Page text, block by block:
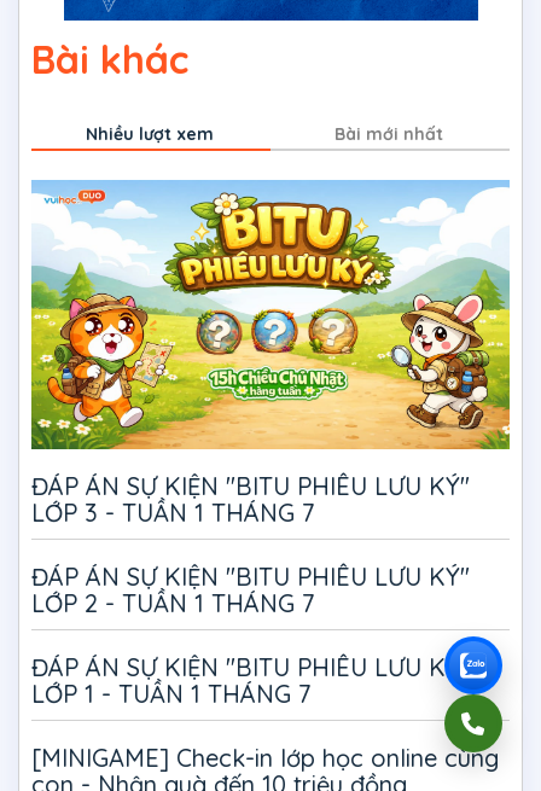
Bài khác
Nhiều lượt xem Bài mới nhất
ĐÁP ÁN SỰ KIỆN "BITU PHIÊU LƯU KÝ"
LỚP 3 - TUẦN 1 THÁNG 7
ĐÁP ÁN SỰ KIỆN "BITU PHIÊU LƯU KÝ"
LỚP 2 - TUẦN 1 THÁNG 7
ĐÁP ÁN SỰ KIỆN "BITU PHIÊU LƯU KÝ"
LỚP 1 - TUẦN 1 THÁNG 7
[MINIGAME] Check-in lớp học online cùng
con - Nhận quà đến 10 triệu đồng